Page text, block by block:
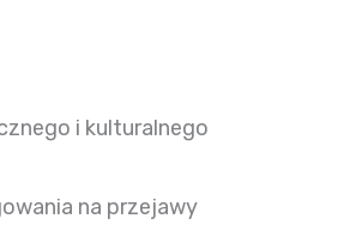
i kulturalnego
na przejawy